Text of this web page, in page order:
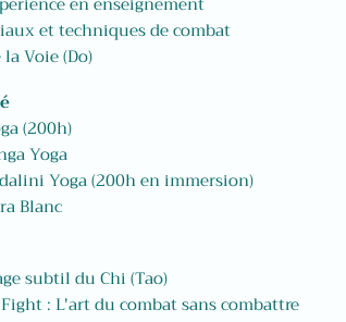
et techniques de combat
Voie (Do)
(200h)
Yoga
Yoga (200h en immersion)
Blanc
subtil du Chi (Tao)
: L'art du combat sans combattre